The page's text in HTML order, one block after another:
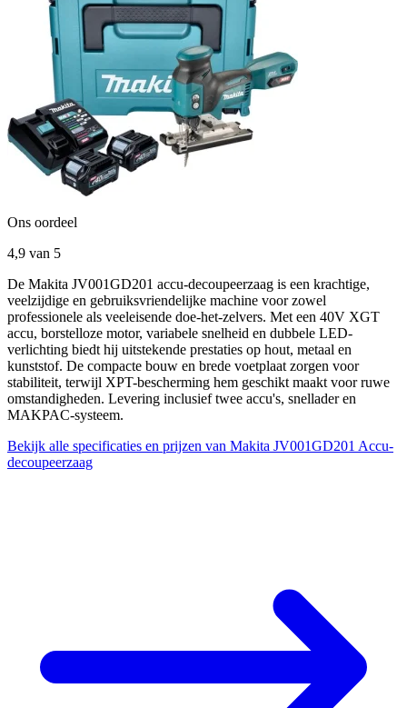
Ons oordeel
4,9 van 5
De Makita JV001GD201 accu-decoupeerzaag is een krachtige,
veelzijdige en gebruiksvriendelijke machine voor zowel
professionele als veeleisende doe-het-zelvers. Met een 40V XGT
accu, borstelloze motor, variabele snelheid en dubbele LED-
verlichting biedt hij uitstekende prestaties op hout, metaal en
kunststof. De compacte bouw en brede voetplaat zorgen voor
stabiliteit, terwijl XPT-bescherming hem geschikt maakt voor ruwe
omstandigheden. Levering inclusief twee accu's, snellader en
MAKPAC-systeem.
Bekijk alle specificaties en prijzen van Makita JV001GD201 Accu-
decoupeerzaag